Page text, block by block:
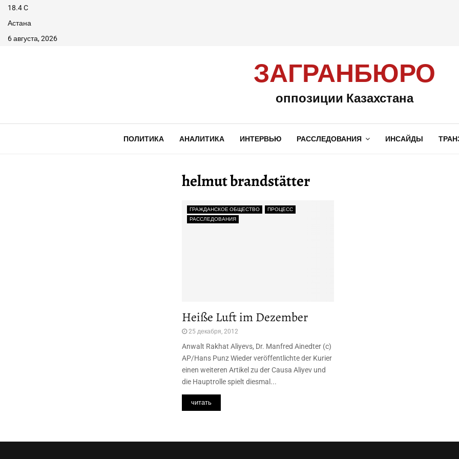
18.4C
Астана
6 августа, 2026
ЗАГРАНБЮРО
оппозиции Казахстана
ПОЛИТИКА АНАЛИТИКА ИНТЕРВЬЮ РАССЛЕДОВАНИЯ ИНСАЙДЫ
helmut brandstätter
ГРАЖДАНСКОЕ ОБЩЕСТВО
ПРОЦЕСС
РАССЛЕДОВАНИЯ
Heiße Luft im Dezember
25 декабря, 2012
Anwalt Rakhat Aliyevs, Dr. Manfred Ainedter (c)
AP/Hans Punz Wieder veröffentlichte der Kurier
einen weiteren Artikel zu der Causa Aliyev und
die Hauptrolle spielt diesmal...
читать